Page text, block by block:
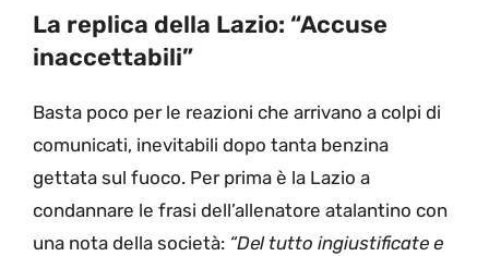
La replica della Lazio: “Accuse
inaccettabili”
Basta poco per le reazioni che arrivano a colpi di
comunicati, inevitabili dopo tanta benzina
gettata sul fuoco. Per prima è la Lazio a
condannare le frasi dell’allenatore atalantino con
una nota della società: “Del tutto ingiustificate e